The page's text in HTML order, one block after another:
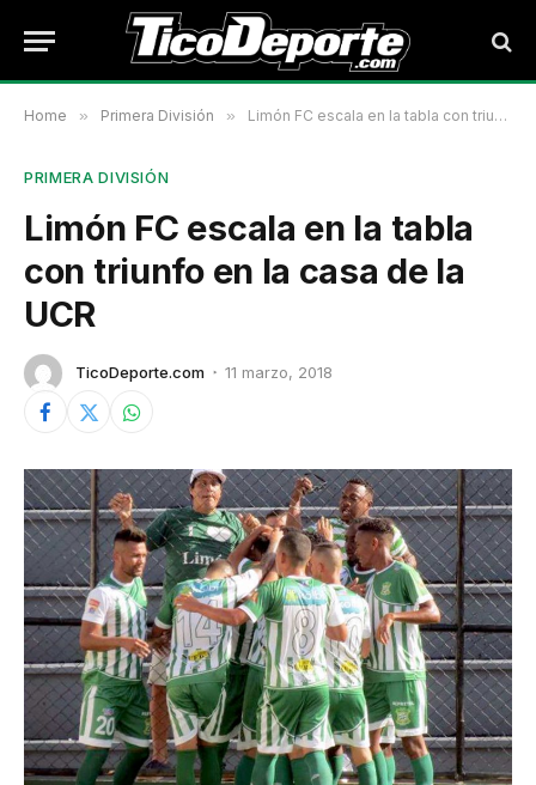
Home » Primera División » Limón FC escala en la tabla con triunfo en la casa de la UCR
PRIMERA DIVISIÓN
Limón FC escala en la tabla
con triunfo en la casa de la
UCR
TicoDeporte.com 11 marzo, 2018